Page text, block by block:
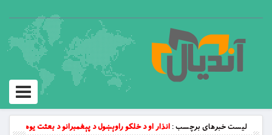
Toggle
لیست خبرهای برچسب :انذار او د خلکو راوېښول د پېغمبرانو د بعثت يوه